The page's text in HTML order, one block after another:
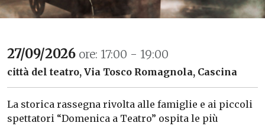
27/09/2026 ore: 17:00 - 19:00
città del teatro, Via Tosco Romagnola, Cascina
La storica rassegna rivolta alle famiglie e ai piccoli
spettatori “Domenica a Teatro” ospita le più